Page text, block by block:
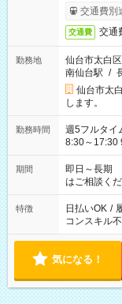
交通費別
交通費 交通
勤務地
仙台市太白区
南仙台駅 /
仙台市太
します。
勤務時間
週5フルタイムがメインで
8:30～17:30
その他にも
ご希望を教
期間
即日～長期
はご相談く
特徴 日払いOK /
コンスキル
気になる！